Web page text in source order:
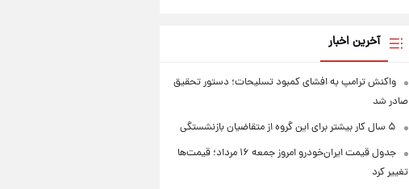
آخرین اخبار
واکنش ترامپ به افشای کمبود تسلیحات؛ دستور تحقیق
صادر شد
۵ سال کار بیشتر برای این گروه از متقاضیان بازنشستگی
جدول قیمت ایران‌خودرو امروز جمعه ۱۶ مرداد؛ قیمت‌ها
تغییر کرد